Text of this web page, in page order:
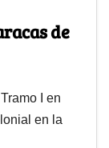
de
I en
en la